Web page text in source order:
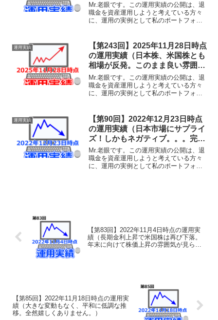
Mr.老眼です。この運用実績の公開は、退
職金を資産運用しようと考えている方々
に、運用の実例として私のポートフォリ
ていただけることを目的としておりま
す。あくまでも実験台と...
運用実績
【第243回】2025年11月28日時点
の運用実績（日本株、米国株とも
相場が反発。このまま良い雰囲気
で年内を乗り切ってほしいところ
です。）
Mr.老眼です。この運用実績の公開は、退
職金を資産運用しようと考えている方々
に、運用の実例として私のポートフォリ
ていただけることを目的としておりま
す。あくまでも実験台と...
運用実績
【第90回】2022年12月23日時点
の運用実績（日本市場にサプライ
ズ！しかもネガティブ。。。完全
に予想外でした。）
Mr.老眼です。この運用実績の公開は、退
職金を資産運用しようと考えている方々
に、運用の実例として私のポートフォリ
【第83回】2022年11月4日時点の運用実
績（長期金利上昇で米国株は再び下落。
年末に向けて株価上昇の雰囲気が見られ
【第85回】2022年11月18日時点の運用実
績（大きな変動もなく、平和に低調な推
移。全然嬉しくありません。）